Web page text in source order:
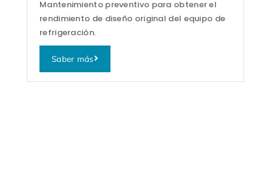
Mantenimiento preventivo para obtener el
rendimiento de diseño original del equipo de
refrigeración.
Saber más